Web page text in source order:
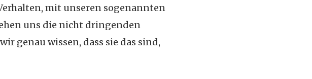
mit unseren sogenannten
uns die nicht dringenden
genau wissen, dass sie das sind,